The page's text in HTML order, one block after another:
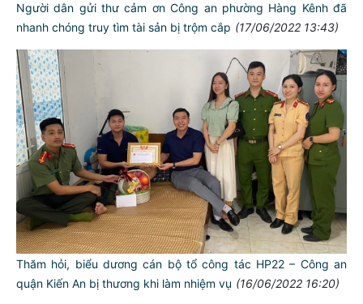
Người dân gửi thư cảm ơn Công an phường Hàng Kênh đã
nhanh chóng truy tìm tài sản bị trộm cắp (17/06/2022 13:43)
Thăm hỏi, biểu dương cán bộ tổ công tác HP22 – Công an
quận Kiến An bị thương khi làm nhiệm vụ (16/06/2022 16:20)